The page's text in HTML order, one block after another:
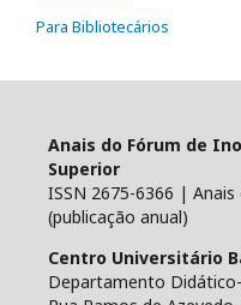
Para Bibliotecários
Anais do Fórum de
Superior
ISSN 2675-6366 |
(publicação anual)
Centro Universitário
Departamento